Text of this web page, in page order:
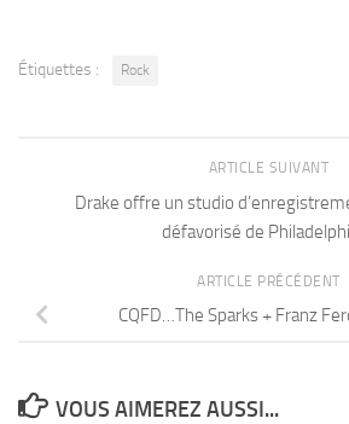
Étiquettes : Rock
ARTICLE SUIVANT
Drake offre un studio
défavorisé de
ARTICLE PRÉCÉDENT
CQFD…The Sparks + Franz
VOUS AIMEREZ AUSSI...